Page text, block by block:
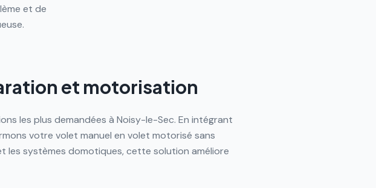
et de
et motorisation
les plus demandées à Noisy-le-Sec. En intégrant
votre volet manuel en volet motorisé sans
les systèmes domotiques, cette solution améliore